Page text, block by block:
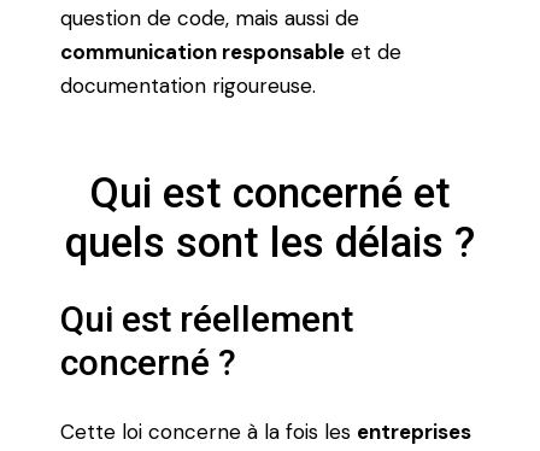
question de code, mais aussi de
communication responsable et de
documentation rigoureuse.
Qui est concerné et
quels sont les délais ?
Qui est réellement
concerné ?
Cette loi concerne à la fois les entreprises